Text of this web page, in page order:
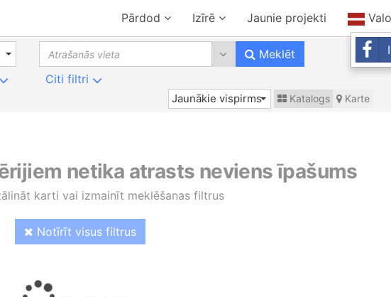
Pārdod Izīrē Jaunie projekti
0 results are available, use up
Meklēt
Citi filtri
Jaunākie vispirms Katalogs Karte
netika atrasts neviens īpašums
karti vai izmainīt meklēšanas filtrus
Notīrīt visus filtrus